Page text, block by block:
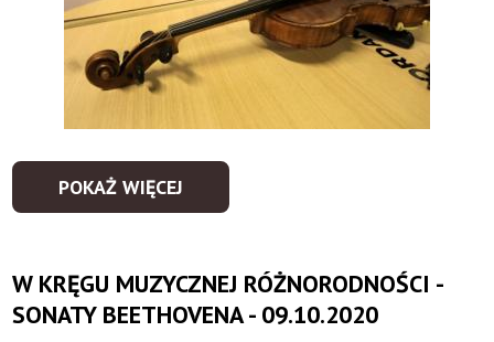
POKAŻ WIĘCEJ
W KRĘGU MUZYCZNEJ RÓŻNORODNOŚCI -
SONATY BEETHOVENA - 09.10.2020